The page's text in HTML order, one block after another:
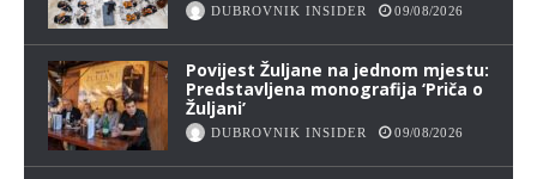
DUBROVNIK INSIDER 09/08/2026
Povijest Žuljane na jednom mjestu:
Predstavljena monografija ‘Priča o
Žuljani’
DUBROVNIK INSIDER 09/08/2026